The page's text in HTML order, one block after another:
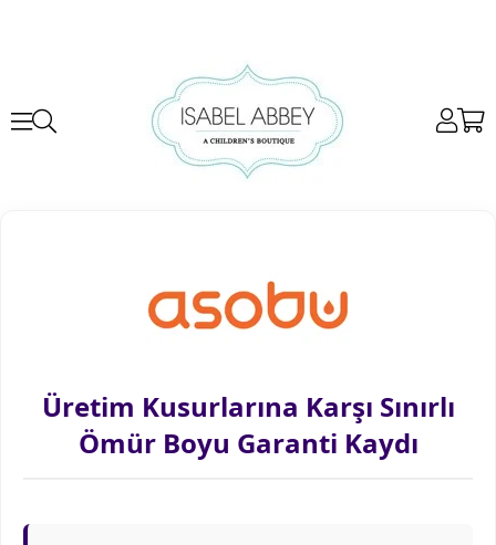
Üretim Kusurlarına Karşı Sınırlı
Ömür Boyu Garanti Kaydı